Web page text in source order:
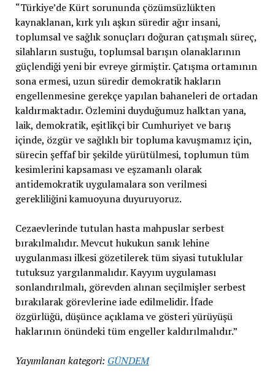
“Türkiye’de Kürt sorununda çözümsüzlükten
kaynaklanan, kırk yılı aşkın süredir ağır insani,
toplumsal ve sağlık sonuçları doğuran çatışmalı süreç,
silahların sustuğu, toplumsal barışın olanaklarının
güçlendiği yeni bir evreye girmiştir. Çatışma ortamının
sona ermesi, uzun süredir demokratik hakların
engellenmesine gerekçe yapılan bahaneleri de ortadan
kaldırmaktadır. Özlemini duyduğumuz halktan yana,
laik, demokratik, eşitlikçi bir Cumhuriyet ve barış
içinde, özgür ve sağlıklı bir topluma kavuşmamız için,
sürecin şeffaf bir şekilde yürütülmesi, toplumun tüm
kesimlerini kapsaması ve eşzamanlı olarak
antidemokratik uygulamalara son verilmesi
gerekliliğini kamuoyuna duyuruyoruz.
Cezaevlerinde tutulan hasta mahpuslar serbest
bırakılmalıdır. Mevcut hukukun sanık lehine
uygulanması ilkesi gözetilerek tüm siyasi tutuklular
tutuksuz yargılanmalıdır. Kayyım uygulaması
sonlandırılmalı, görevden alınan seçilmişler serbest
bırakılarak görevlerine iade edilmelidir. İfade
özgürlüğü, düşünce açıklama ve gösteri yürüyüşü
haklarının önündeki tüm engeller kaldırılmalıdır.”
Yayımlanan kategori: GÜNDEM